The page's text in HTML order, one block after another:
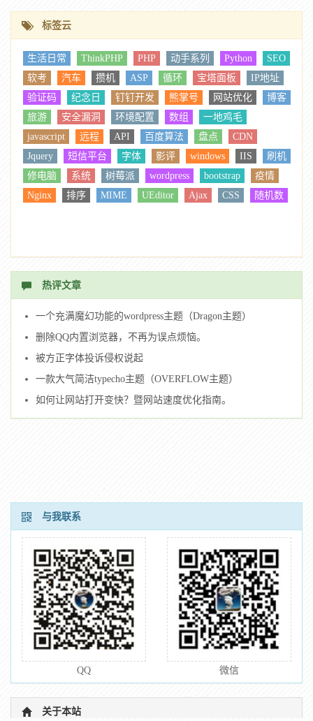
标签云
生活日常 ThinkPHP PHP 动手系列 Python
SEO
软考
汽车 攒机 ASP 循环 宝塔面板
IP地址
验证码
纪念日 钉钉开发 熊掌号 网站优化
博客
旅游
安全漏洞 环境配置 数组
一地鸡毛
javascript
远程 API 百度算法 盘点
CDN
Jquery
短信平台 字体 影评 windows IIS
刷机
修电脑
系统 树莓派 wordpress bootstrap
疫情
Nginx
排序 MIME UEditor Ajax CSS 随机数
热评文章
一个充满魔幻功能的wordpress主题（Dragon主题）
删除QQ内置浏览器，不再为误点烦恼。
被方正字体投诉侵权说起
一款大气简洁typecho主题（OVERFLOW主题）
如何让网站打开变快？暨网站速度优化指南。
与我联系
QQ 微信
关于本站